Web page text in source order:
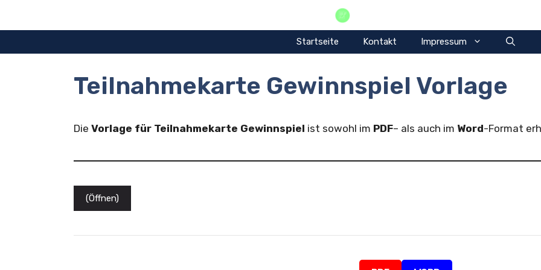
Startseite Kontakt Impressum
Teilnahmekarte Gewinnspiel Vorlage
Die Vorlage für Teilnahmekarte Gewinnspiel ist sowohl im PDF– als auch im Word-Format
(Öffnen)